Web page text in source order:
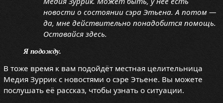
новости о состоянии сэра Этьена. А потом —
да, мне действительно понадобится помощь.
Оставайся здесь.
Я подожду.
В тоже время к вам подойдёт местная целительница
Медия Зуррик с новостями о сэре Этьене. Вы можете
послушать её рассказ, чтобы узнать о ситуации.